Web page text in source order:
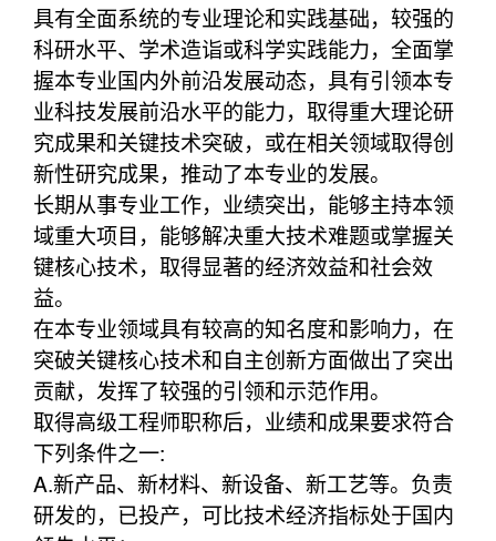
具有全面系统的专业理论和实践基础，较强的
科研水平、学术造诣或科学实践能力，全面掌
握本专业国内外前沿发展动态，具有引领本专
业科技发展前沿水平的能力，取得重大理论研
究成果和关键技术突破，或在相关领域取得创
新性研究成果，推动了本专业的发展。
长期从事专业工作，业绩突出，能够主持本领
域重大项目，能够解决重大技术难题或掌握关
键核心技术，取得显著的经济效益和社会效
益。
在本专业领域具有较高的知名度和影响力，在
突破关键核心技术和自主创新方面做出了突出
贡献，发挥了较强的引领和示范作用。
取得高级工程师职称后，业绩和成果要求符合
下列条件之一:
A.新产品、新材料、新设备、新工艺等。负责
研发的，已投产，可比技术经济指标处于国内